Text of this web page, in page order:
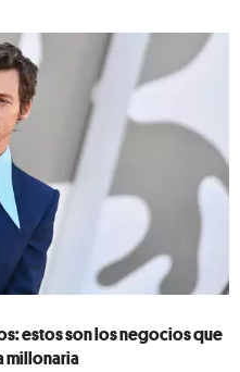
estos son los negocios que
millonaria